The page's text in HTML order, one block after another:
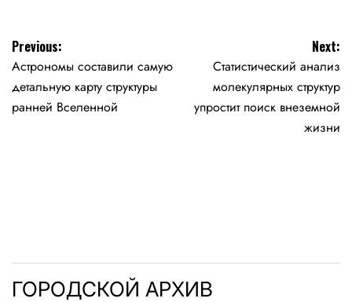
Навигация
по
записям
Previous:
Астрономы составили самую
детальную карту структуры
ранней Вселенной
Next:
Статистический анализ
молекулярных структур
упростит поиск внеземной
жизни
ГОРОДСКОЙ АРХИВ